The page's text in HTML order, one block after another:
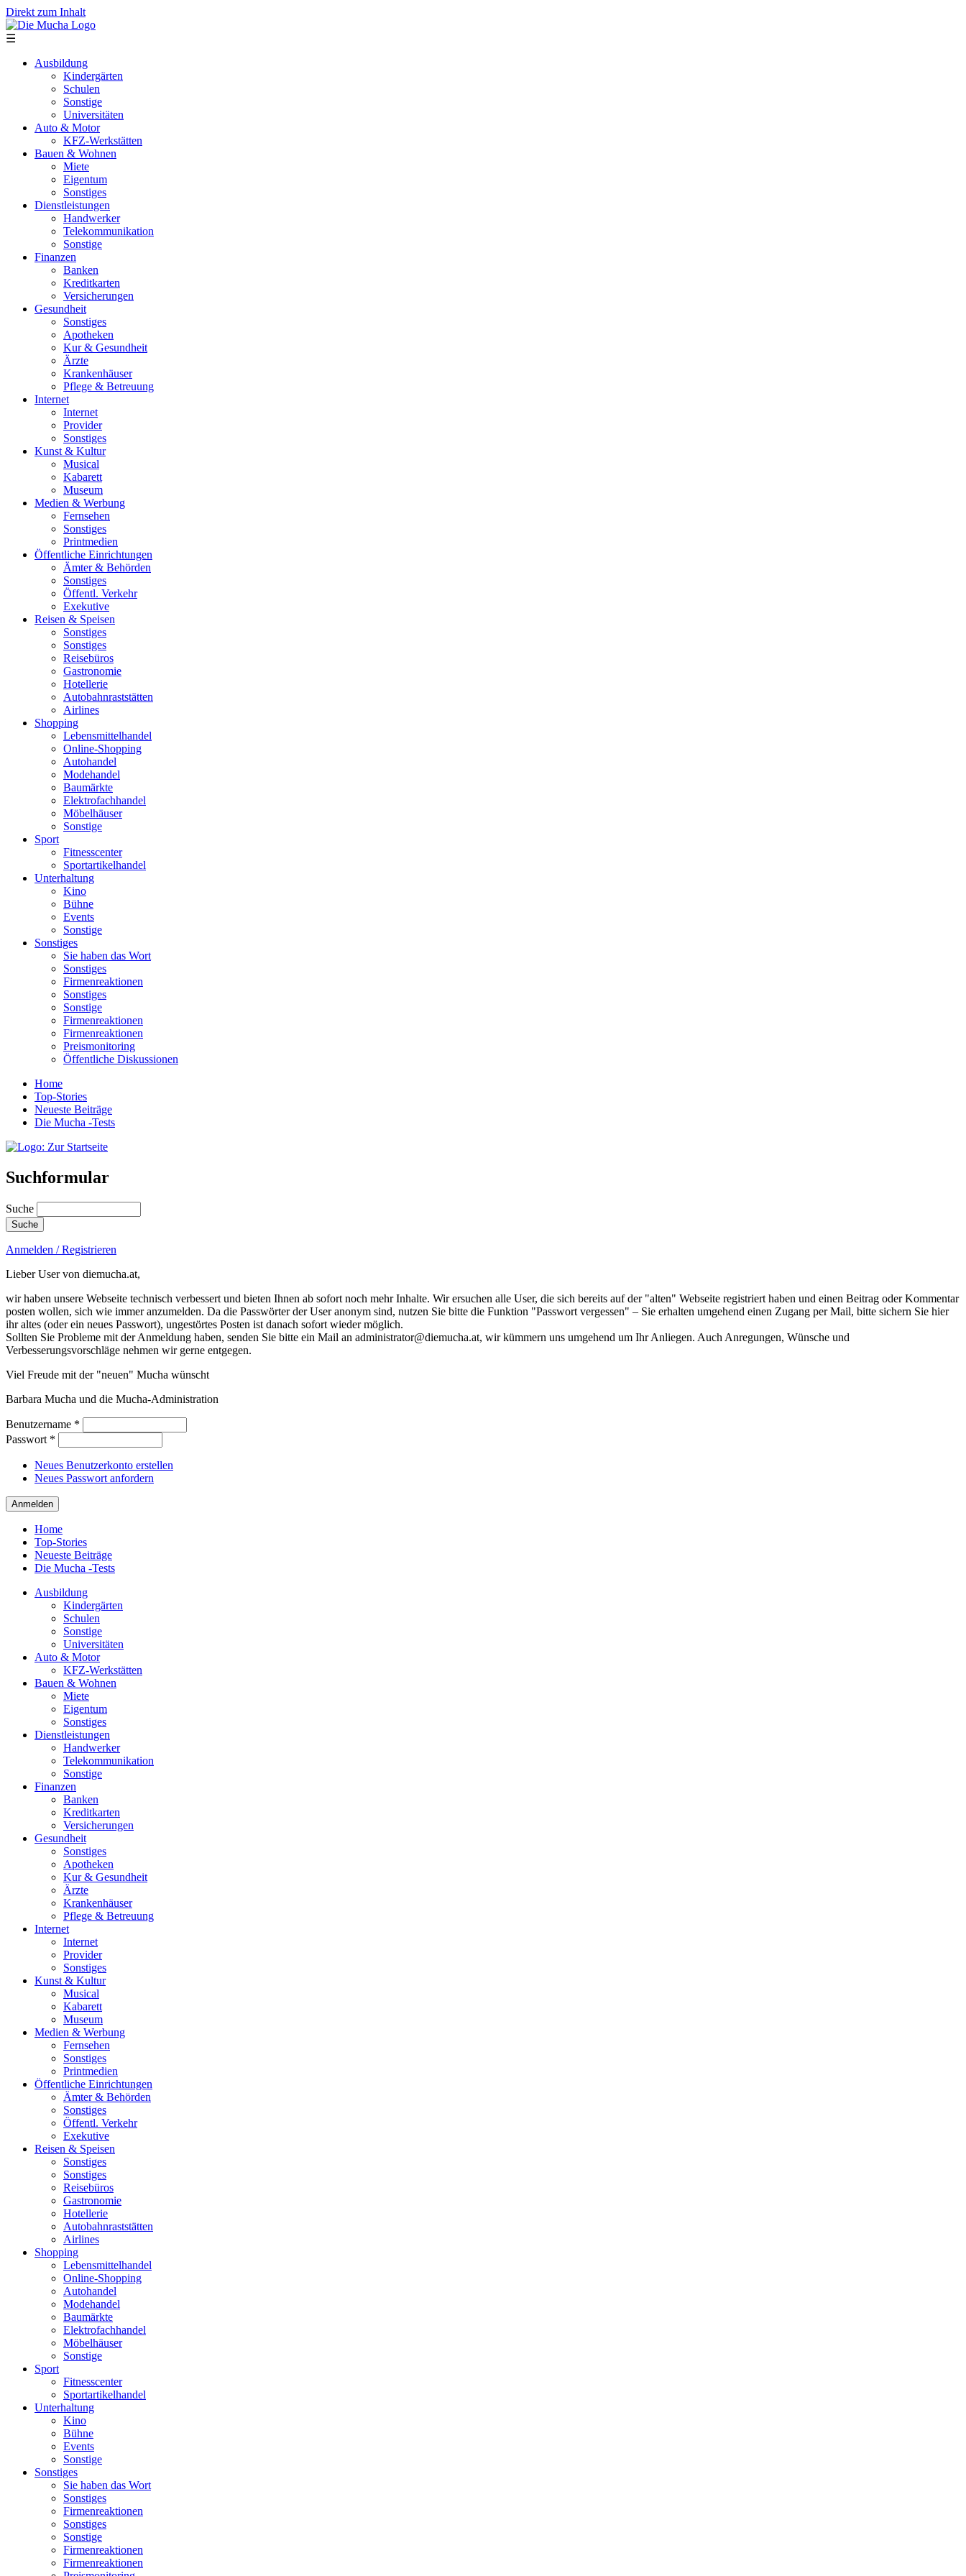
Direkt zum Inhalt
☰
Ausbildung
Kindergärten
Schulen
Sonstige
Universitäten
Auto & Motor
KFZ-Werkstätten
Bauen & Wohnen
Miete
Eigentum
Sonstiges
Dienstleistungen
Handwerker
Telekommunikation
Sonstige
Finanzen
Banken
Kreditkarten
Versicherungen
Gesundheit
Sonstiges
Apotheken
Kur & Gesundheit
Ärzte
Krankenhäuser
Pflege & Betreuung
Internet
Internet
Provider
Sonstiges
Kunst & Kultur
Musical
Kabarett
Museum
Medien & Werbung
Fernsehen
Sonstiges
Printmedien
Öffentliche Einrichtungen
Ämter & Behörden
Sonstiges
Öffentl. Verkehr
Exekutive
Reisen & Speisen
Sonstiges
Sonstiges
Reisebüros
Gastronomie
Hotellerie
Autobahnraststätten
Airlines
Shopping
Lebensmittelhandel
Online-Shopping
Autohandel
Modehandel
Baumärkte
Elektrofachhandel
Möbelhäuser
Sonstige
Sport
Fitnesscenter
Sportartikelhandel
Unterhaltung
Kino
Bühne
Events
Sonstige
Sonstiges
Sie haben das Wort
Sonstiges
Firmenreaktionen
Sonstiges
Sonstige
Firmenreaktionen
Firmenreaktionen
Preismonitoring
Öffentliche Diskussionen
Home
Top-Stories
Neueste Beiträge
Die Mucha -Tests
Suchformular
Suche
Anmelden / Registrieren
Lieber User von diemucha.at,
wir haben unsere Webseite technisch verbessert und bieten Ihnen ab sofort noch mehr Inhalte. Wir ersuchen alle User, die sich bereits auf der "alten" Webseite registriert haben und einen Beitrag oder Kommentar
posten wollen, sich wie immer anzumelden. Da die Passwörter der User anonym sind, nutzen Sie bitte die Funktion "Passwort vergessen" – Sie erhalten umgehend einen Zugang per Mail, bitte sichern Sie hier
ihr altes (oder ein neues Passwort), ungestörtes Posten ist danach sofort wieder möglich.
Sollten Sie Probleme mit der Anmeldung haben, senden Sie bitte ein Mail an administrator@diemucha.at, wir kümmern uns umgehend um Ihr Anliegen. Auch Anregungen, Wünsche und
Verbesserungsvorschläge nehmen wir gerne entgegen.
Viel Freude mit der "neuen" Mucha wünscht
Barbara Mucha und die Mucha-Administration
Benutzername *
Passwort *
Neues Benutzerkonto erstellen
Neues Passwort anfordern
Home
Top-Stories
Neueste Beiträge
Die Mucha -Tests
Ausbildung
Kindergärten
Schulen
Sonstige
Universitäten
Auto & Motor
KFZ-Werkstätten
Bauen & Wohnen
Miete
Eigentum
Sonstiges
Dienstleistungen
Handwerker
Telekommunikation
Sonstige
Finanzen
Banken
Kreditkarten
Versicherungen
Gesundheit
Sonstiges
Apotheken
Kur & Gesundheit
Ärzte
Krankenhäuser
Pflege & Betreuung
Internet
Internet
Provider
Sonstiges
Kunst & Kultur
Musical
Kabarett
Museum
Medien & Werbung
Fernsehen
Sonstiges
Printmedien
Öffentliche Einrichtungen
Ämter & Behörden
Sonstiges
Öffentl. Verkehr
Exekutive
Reisen & Speisen
Sonstiges
Sonstiges
Reisebüros
Gastronomie
Hotellerie
Autobahnraststätten
Airlines
Shopping
Lebensmittelhandel
Online-Shopping
Autohandel
Modehandel
Baumärkte
Elektrofachhandel
Möbelhäuser
Sonstige
Sport
Fitnesscenter
Sportartikelhandel
Unterhaltung
Kino
Bühne
Events
Sonstige
Sonstiges
Sie haben das Wort
Sonstiges
Firmenreaktionen
Sonstiges
Sonstige
Firmenreaktionen
Firmenreaktionen